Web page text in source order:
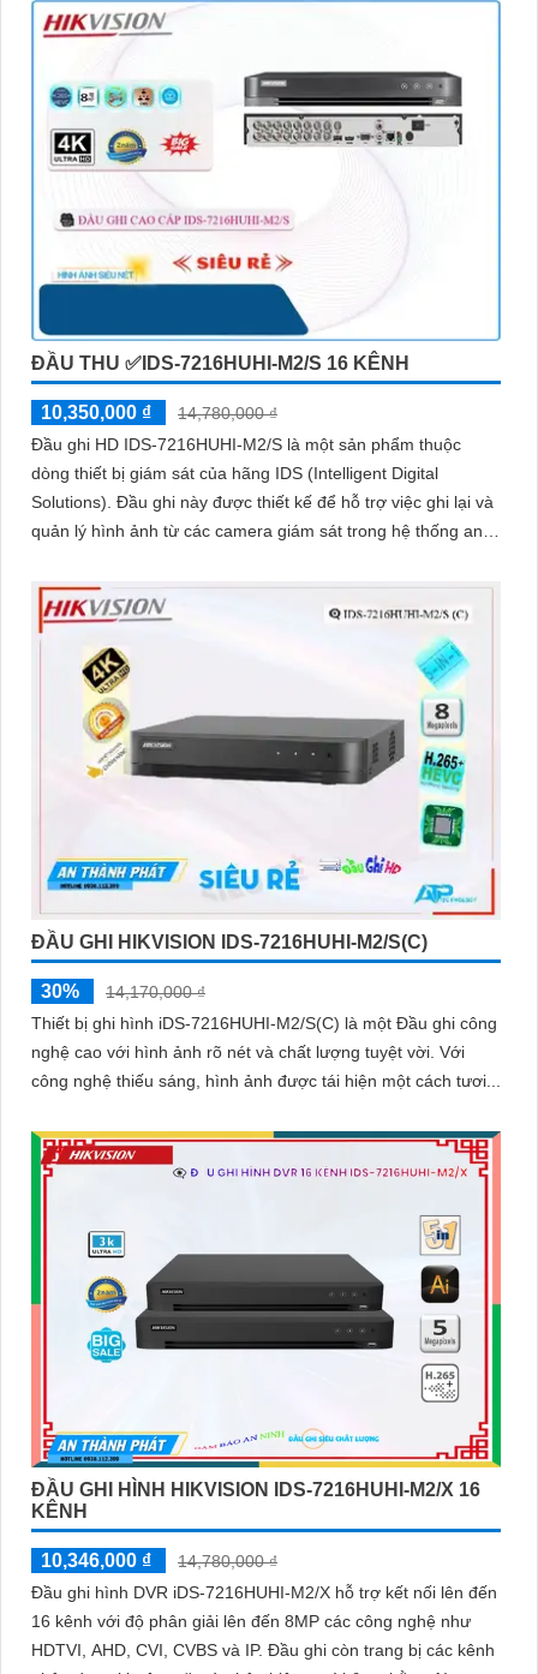
ĐẦU THU ✅IDS-7216HUHI-M2/S 16 KÊNH
10,350,000 ₫
14,780,000 ₫
Đầu ghi HD IDS-7216HUHI-M2/S là một sản phẩm thuộc
dòng thiết bị giám sát của hãng IDS (Intelligent Digital
Solutions). Đầu ghi này được thiết kế để hỗ trợ việc ghi lại và
quản lý hình ảnh từ các camera giám sát trong hệ thống an
ĐẦU GHI HIKVISION IDS-7216HUHI-M2/S(C)
30%
14,170,000 ₫
Thiết bị ghi hình iDS-7216HUHI-M2/S(C) là một Đầu ghi công
nghệ cao với hình ảnh rõ nét và chất lượng tuyệt vời. Với
công nghệ thiếu sáng, hình ảnh được tái hiện một cách tươi...
ĐẦU GHI HÌNH HIKVISION IDS-7216HUHI-M2/X 16
KÊNH
10,346,000 ₫
14,780,000 ₫
Đầu ghi hình DVR iDS-7216HUHI-M2/X hỗ trợ kết nối lên đến
16 kênh với độ phân giải lên đến 8MP các công nghệ như
HDTVI, AHD, CVI, CVBS và IP. Đầu ghi còn trang bị các kênh